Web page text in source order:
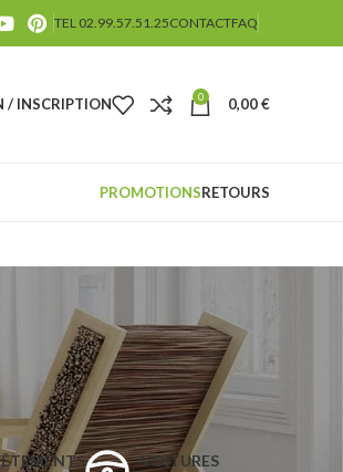
TEL 02.99.57.51.25CONTACTFAQ
/ INSCRIPTION 0 0,00€
PROMOTIONSRETOURS
VOITURES